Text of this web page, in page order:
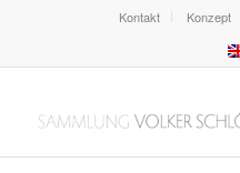
Kontakt Konzept